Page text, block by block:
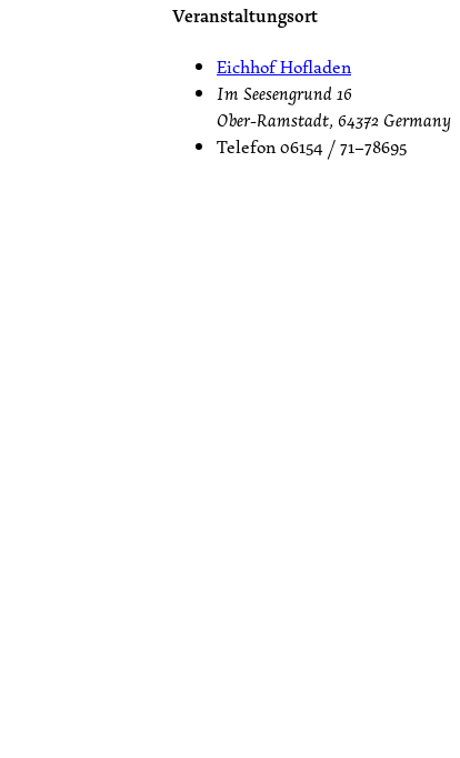
Veranstaltungsort
Eichhof Hofladen
Im Seesengrund 16
Ober-Ramstadt, 64372 Germany
Telefon06154 / 71–78695